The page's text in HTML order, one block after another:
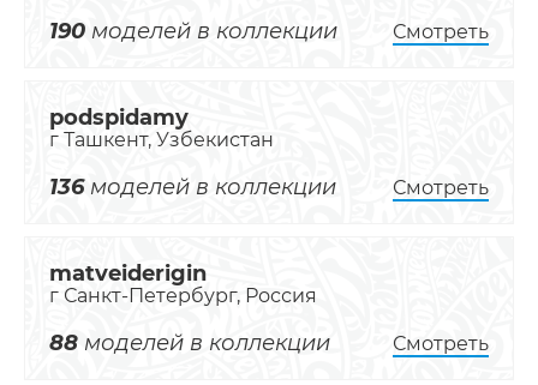
190 моделей в коллекции Смотреть
podspidamy
г Ташкент, Узбекистан
136моделей в коллекции Смотреть
matveiderigin
г Санкт-Петербург, Россия
88 моделей в коллекции Смотреть